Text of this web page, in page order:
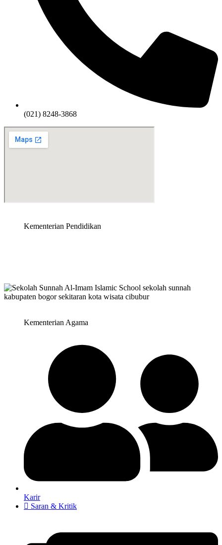
(021) 8248-3868
Kementerian Pendidikan
Kementerian Agama
Karir
Saran & Kritik